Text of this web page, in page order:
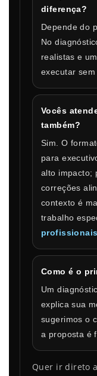
diferença?
Depende do
No
realistas e
executar sem
Vocês
também?
Sim. O
para
alto impacto;
correções
contexto é
trabalho
Como é o
Um
explica sua
sugerimos o
a proposta é
Quer ir direto